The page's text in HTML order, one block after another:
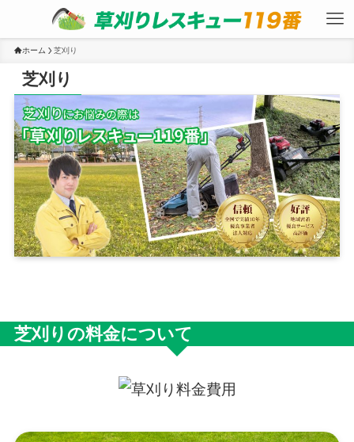
ホーム 芝刈り
芝刈り
芝刈りの料金について